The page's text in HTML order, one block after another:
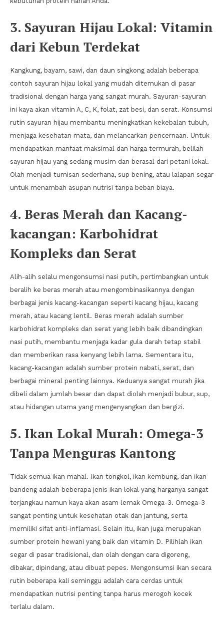
3. Sayuran Hijau Lokal: Vitamin
dari Kebun Terdekat
Kangkung, bayam, sawi, dan daun singkong adalah beberapa
contoh sayuran hijau lokal yang mudah ditemukan di pasar
tradisional dengan harga yang sangat murah. Sayuran-sayuran
ini kaya akan vitamin A, C, K, folat, zat besi, dan serat. Konsumsi
rutin sayuran hijau membantu meningkatkan kekebalan tubuh,
menjaga kesehatan mata, dan melancarkan pencernaan. Untuk
mendapatkan manfaat maksimal dan harga termurah, belilah
sayuran hijau yang sedang musim dan berasal dari petani lokal.
Olah menjadi tumisan sederhana, sup bening, atau lalapan segar
untuk menambah asupan nutrisi tanpa beban biaya.
4. Beras Merah dan Kacang-
kacangan: Karbohidrat
Kompleks dan Serat
Alih-alih selalu mengonsumsi nasi putih, pertimbangkan untuk
beralih ke beras merah atau mengombinasikannya dengan
berbagai jenis kacang-kacangan seperti kacang hijau, kacang
merah, atau kacang lentil. Beras merah adalah sumber
karbohidrat kompleks dan serat yang lebih baik dibandingkan
nasi putih, membantu menjaga kadar gula darah tetap stabil
dan memberikan rasa kenyang lebih lama. Sementara itu,
kacang-kacangan adalah sumber protein nabati, serat, dan
berbagai mineral penting lainnya. Keduanya sangat murah jika
dibeli dalam jumlah besar dan dapat diolah menjadi bubur, sup,
atau hidangan utama yang mengenyangkan dan bergizi.
5. Ikan Lokal Murah: Omega-3
Tanpa Menguras Kantong
Tidak semua ikan mahal. Ikan tongkol, ikan kembung, dan ikan
bandeng adalah beberapa jenis ikan lokal yang harganya sangat
terjangkau namun kaya akan asam lemak Omega-3. Omega-3
sangat penting untuk kesehatan otak dan jantung, serta
memiliki sifat anti-inflamasi. Selain itu, ikan juga merupakan
sumber protein hewani yang baik dan vitamin D. Pilihlah ikan
segar di pasar tradisional, dan olah dengan cara digoreng,
dibakar, dipindang, atau dibuat pepes. Mengonsumsi ikan secara
rutin beberapa kali seminggu adalah cara cerdas untuk
mendapatkan nutrisi penting tanpa harus merogoh kocek
terlalu dalam.